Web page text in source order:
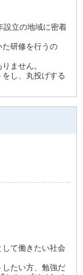
立の地域に密着
研修を行うの
ません。
し、丸投げする
て働きたい社会
たい方、勉強だ